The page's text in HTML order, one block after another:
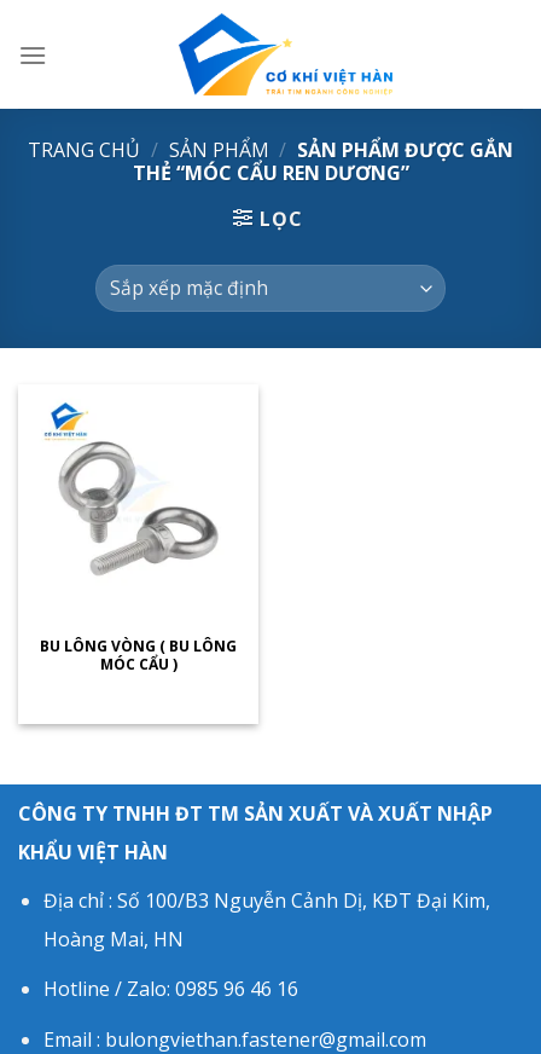
TRANG CHỦ / SẢN PHẨM / SẢN PHẨM ĐƯỢC GẮN
THẺ “MÓC CẨU REN DƯƠNG”
LỌC
BU LÔNG VÒNG ( BU LÔNG
MÓC CẨU )
CÔNG TY TNHH ĐT TM SẢN XUẤT VÀ XUẤT NHẬP
KHẨU VIỆT HÀN
Địa chỉ : Số 100/B3 Nguyễn Cảnh Dị, KĐT Đại Kim,
Hoàng Mai, HN
Hotline / Zalo: 0985 96 46 16
Email : bulongviethan.fastener@gmail.com